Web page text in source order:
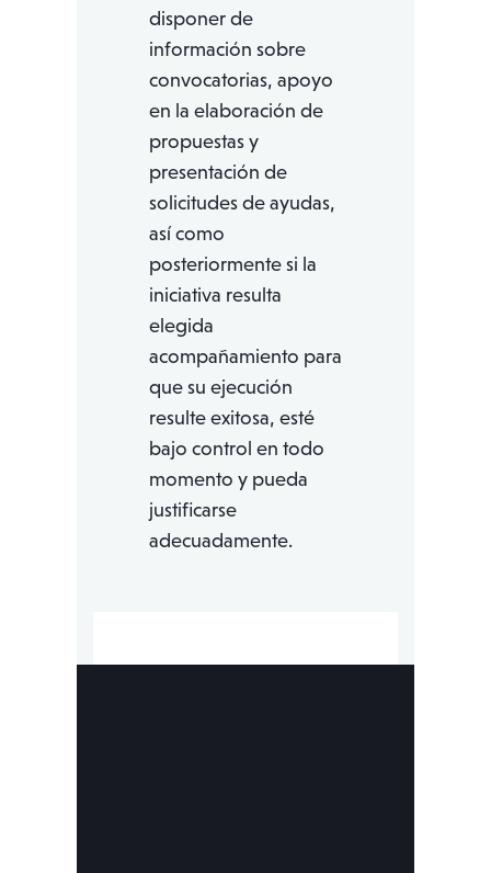
disponer de
información sobre
convocatorias, apoyo
en la elaboración de
propuestas y
presentación de
solicitudes de ayudas,
así como
posteriormente si la
iniciativa resulta
elegida
acompañamiento para
que su ejecución
resulte exitosa, esté
bajo control en todo
momento y pueda
justificarse
adecuadamente.